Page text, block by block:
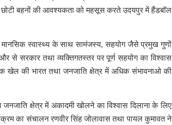
छोटी बहनों की आवश्यकता को महसूस करते उदयपुर में हैंडबॉल
मानसिक स्वास्थ्य के साथ सामंजस्य, सहयोग जैसे प्रमुख गुणों
से सरकार तथा व्यक्तिगतस्तर पर पूर्ण सहयोग का विश्वास
खेल की भारत तथा जनजाति क्षेत्र में अधिक संभावनाओ की
जनजाति क्षेत्र में अकादमी खोलने का विश्वास दिलाना के लिए
का संचालन रणवीर सिंह जोलावास तथा पायल कुमावत ने